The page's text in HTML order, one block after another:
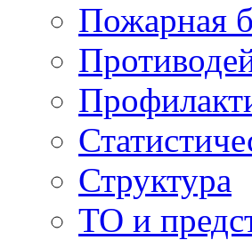
Пожарная
Структура
ТО и